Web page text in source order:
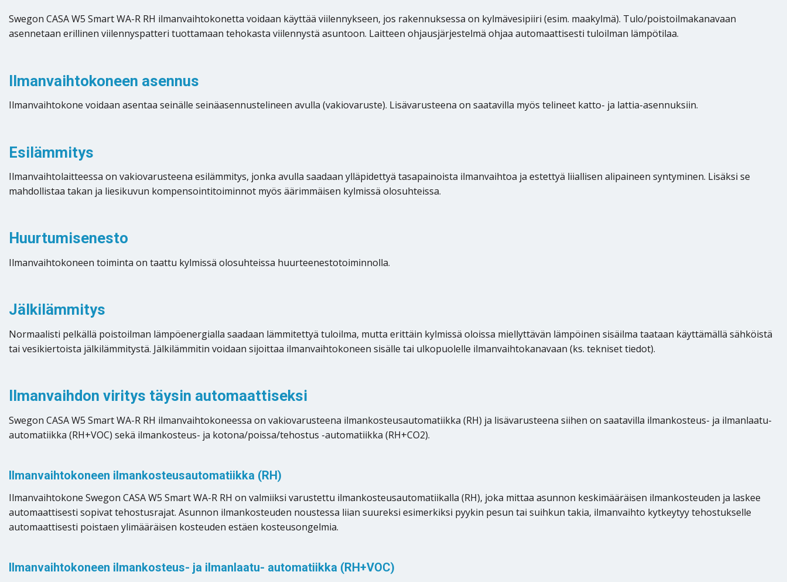
Swegon CASA W5 Smart WA-R RH ilmanvaihtokonetta voidaan käyttää viilennykseen, jos rakennuksessa on kylmävesipiiri (esim. maakylmä). Tulo/poistoilmakanavaan
asennetaan erillinen viilennyspatteri tuottamaan tehokasta viilennystä asuntoon. Laitteen ohjausjärjestelmä ohjaa automaattisesti tuloilman lämpötilaa.
Ilmanvaihtokoneen asennus
Ilmanvaihtokone voidaan asentaa seinälle seinäasennustelineen avulla (vakiovaruste). Lisävarusteena on saatavilla myös telineet katto- ja lattia-asennuksiin.
Esilämmitys
Ilmanvaihtolaitteessa on vakiovarusteena esilämmitys, jonka avulla saadaan ylläpidettyä tasapainoista ilmanvaihtoa ja estettyä liiallisen alipaineen syntyminen. Lisäksi se
mahdollistaa takan ja liesikuvun kompensointitoiminnot myös äärimmäisen kylmissä olosuhteissa.
Huurtumisenesto
Ilmanvaihtokoneen toiminta on taattu kylmissä olosuhteissa huurteenestotoiminnolla.
Jälkilämmitys
Normaalisti pelkällä poistoilman lämpöenergialla saadaan lämmitettyä tuloilma, mutta erittäin kylmissä oloissa miellyttävän lämpöinen sisäilma taataan käyttämällä sähköistä
tai vesikiertoista jälkilämmitystä. Jälkilämmitin voidaan sijoittaa ilmanvaihtokoneen sisälle tai ulkopuolelle ilmanvaihtokanavaan (ks. tekniset tiedot).
Ilmanvaihdon viritys täysin automaattiseksi
Swegon CASA W5 Smart WA-R RH ilmanvaihtokoneessa on vakiovarusteena ilmankosteusautomatiikka (RH) ja lisävarusteena siihen on saatavilla ilmankosteus- ja ilmanlaatu-
automatiikka (RH+VOC) sekä ilmankosteus- ja kotona/poissa/tehostus -automatiikka (RH+CO2).
Ilmanvaihtokoneen ilmankosteusautomatiikka (RH)
Ilmanvaihtokone Swegon CASA W5 Smart WA-R RH on valmiiksi varustettu ilmankosteusautomatiikalla (RH), joka mittaa asunnon keskimääräisen ilmankosteuden ja laskee
automaattisesti sopivat tehostusrajat. Asunnon ilmankosteuden noustessa liian suureksi esimerkiksi pyykin pesun tai suihkun takia, ilmanvaihto kytkeytyy tehostukselle
automaattisesti poistaen ylimääräisen kosteuden estäen kosteusongelmia.
Ilmanvaihtokoneen ilmankosteus- ja ilmanlaatu- automatiikka (RH+VOC)